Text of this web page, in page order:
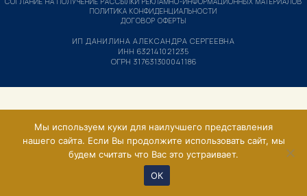
ИП ДАНИЛИНА АЛЕКСАНДРА СЕРГЕЕВНА
ИНН 632141021235
ОГРН 317631300041186
ПОЛИТИКА КОНФИДЕНЦИАЛЬНОСТИ
ДОГОВОР ОФЕРТЫ
Мы используем куки для наилучшего представления
нашего сайта. Если Вы продолжите использовать сайт, мы
будем считать что Вас это устраивает.
ОК